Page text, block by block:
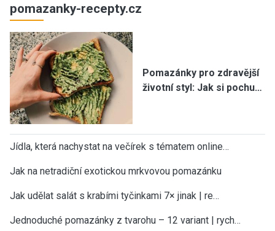
pomazanky-recepty.cz
Pomazánky pro zdravější
životní styl: Jak si pochu…
Jídla, která nachystat na večírek s tématem online…
Jak na netradiční exotickou mrkvovou pomazánku
Jak udělat salát s krabími tyčinkami 7× jinak | re…
Jednoduché pomazánky z tvarohu – 12 variant | rych…